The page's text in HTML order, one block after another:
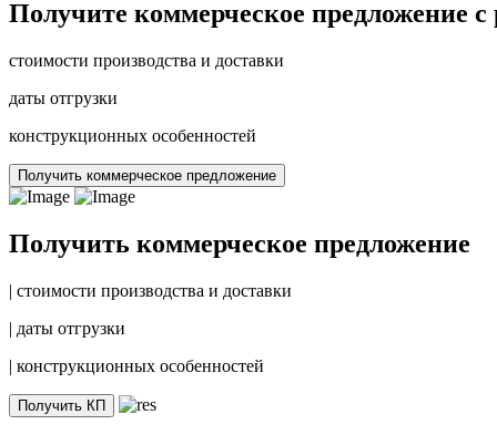
Получите коммерческое предложение с
стоимости производства и доставки
даты отгрузки
конструкционных особенностей
Получить коммерческое предложение
Получить коммерческое предложение
| стоимости производства и доставки
| даты отгрузки
| конструкционных особенностей
Получить КП